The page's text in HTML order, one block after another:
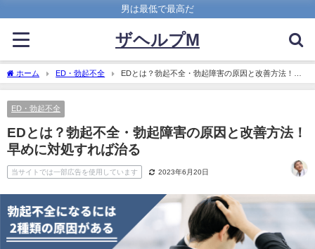
男は最低で最高だ
ザヘルプM
ホーム ED・勃起不全
EDとは？勃起不全・勃起障害の原因と改善方法！早
めに対処すれば治る
ED・勃起不全
EDとは？勃起不全・勃起障害の原因と改善方法！
早めに対処すれば治る
当サイトでは一部広告を使用しています 2023年6月20日